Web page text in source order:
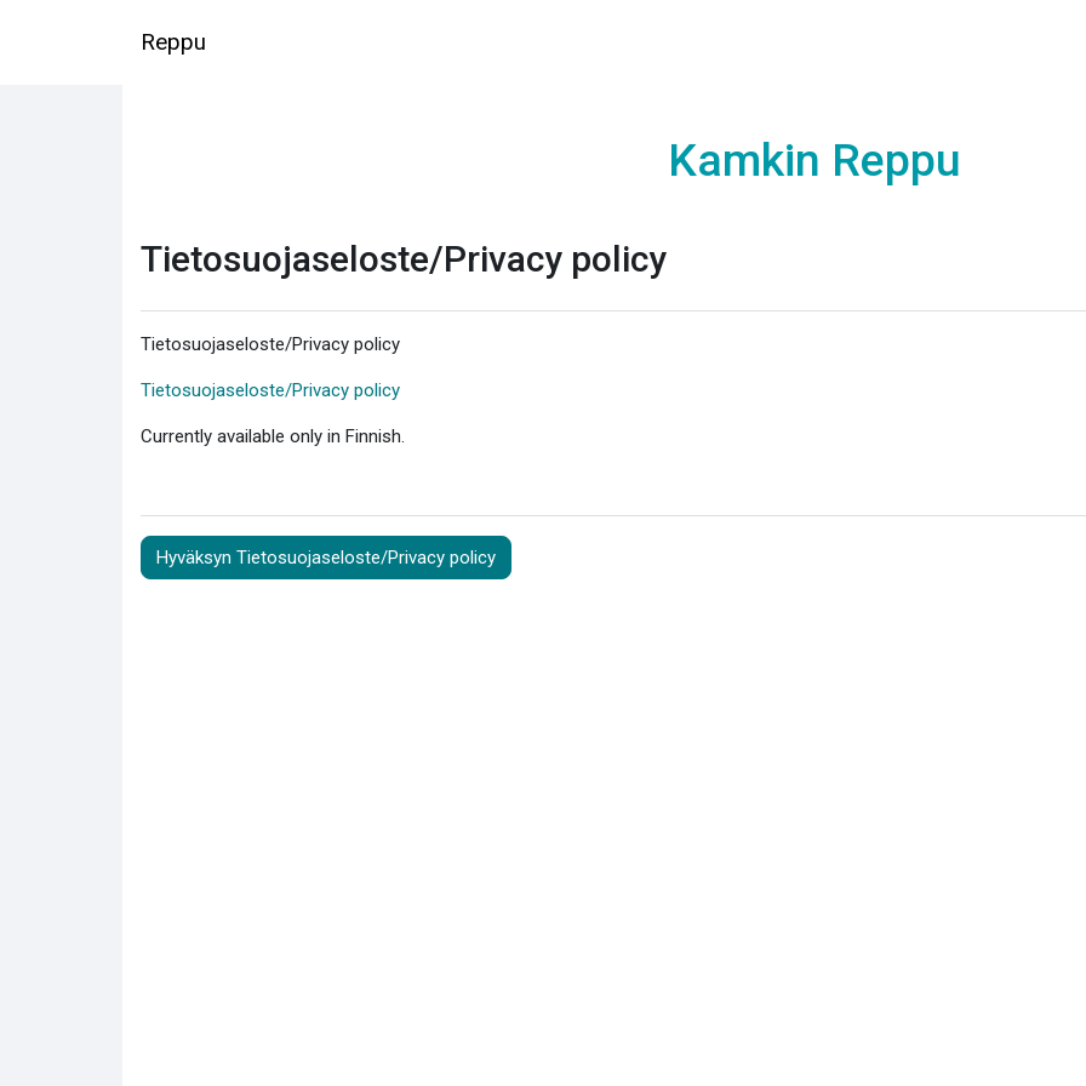
Reppu
Kamkin Reppu
Tietosuojaseloste/Privacy policy
Tietosuojaseloste/Privacy policy
Tietosuojaseloste/Privacy policy
Currently available only in Finnish.
Hyväksyn Tietosuojaseloste/Privacy policy